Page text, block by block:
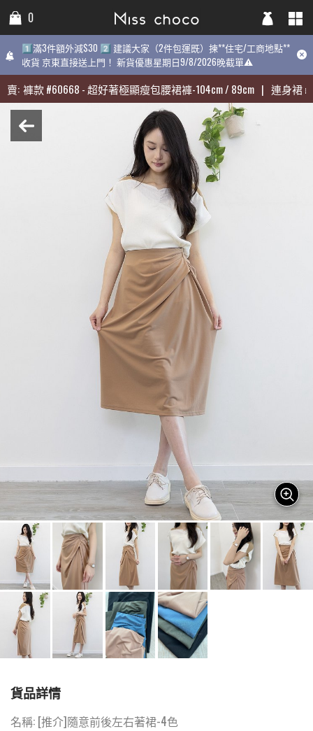
0
1️⃣滿3件額外減$30 2️⃣ 建議大家（2件包運既）揀**住宅/工商地點**
收貨 京東直接送上門！ 新貨優惠星期日9/8/2026晚截單⚠️
: 褲款#60668- 超好著極顯瘦包腰裙褲-104cm / 89cm | 連身裙#
0
1️⃣滿3件額外減$30 2️⃣ 建議大家（2件包運既）揀**住宅/工商地點**
收貨 京東直接送上門！ 新貨優惠星期日9/8/2026晚截單⚠️
: 褲款#60668- 超好著極顯瘦包腰裙褲-104cm / 89cm | 連身裙#
1️⃣滿3件額外減$30 2️⃣ 建議大家（2件包運既）揀**住宅/工商地點**
9/8/2026晚截單⚠️
期最熱賣: 褲款# 60668-超好著極顯瘦包腰裙褲-104cm / 89cm |
貨品詳情
名稱: [推介]隨意前後左右著裙-4色